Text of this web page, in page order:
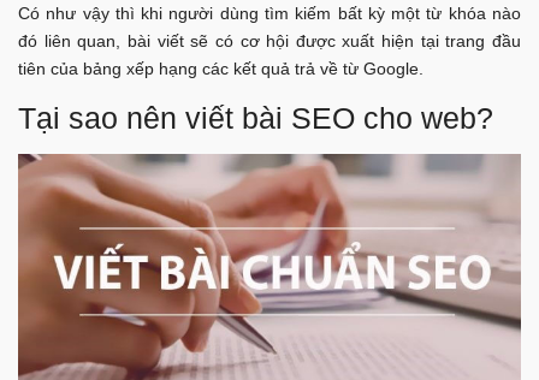
Có như vậy thì khi người dùng tìm kiếm bất kỳ một từ khóa nào
đó liên quan, bài viết sẽ có cơ hội được xuất hiện tại trang đầu
tiên của bảng xếp hạng các kết quả trả về từ Google.
Tại sao nên viết bài SEO cho web?